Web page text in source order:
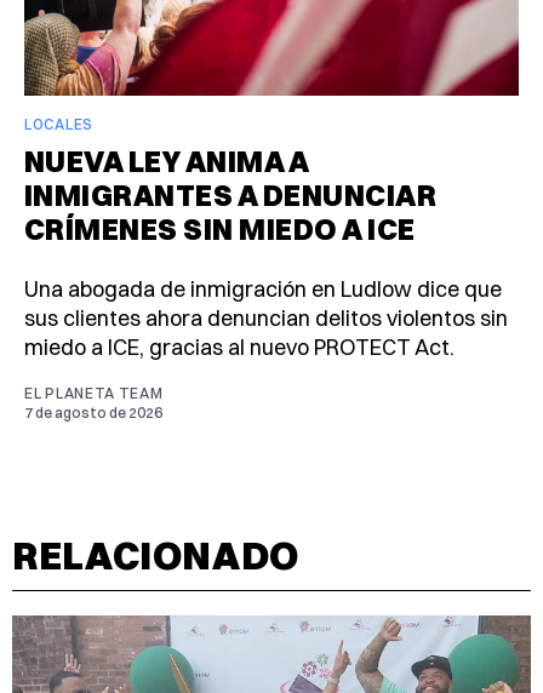
LOCALES
NUEVA LEY ANIMA A
INMIGRANTES A DENUNCIAR
CRÍMENES SIN MIEDO A ICE
Una abogada de inmigración en Ludlow dice que
sus clientes ahora denuncian delitos violentos sin
miedo a ICE, gracias al nuevo PROTECT Act.
EL PLANETA TEAM
7 de agosto de 2026
RELACIONADO